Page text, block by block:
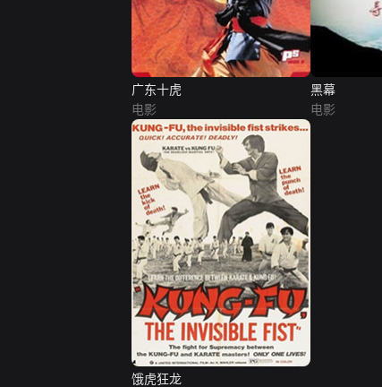
广东十虎
电影
黑幕
电影
饿虎狂龙